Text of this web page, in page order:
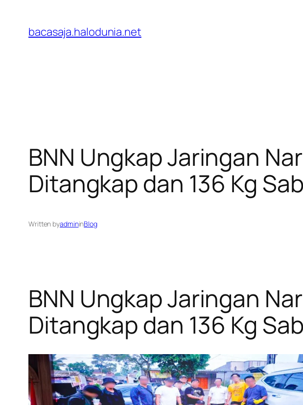
konten
bacasaja.halodunia.net
BNN Ungkap Jaringan
Ditangkap dan 136 Kg
Written byadmininBlog
BNN Ungkap Jaringan
Ditangkap dan 136 Kg